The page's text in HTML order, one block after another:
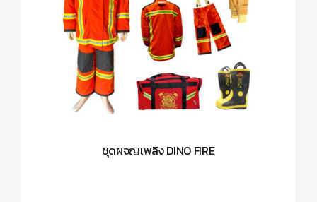
ชุดผจญเพลิง DINO FIRE